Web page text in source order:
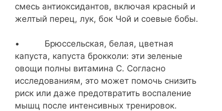
смесь антиоксидантов, включая красный и
желтый перец, лук, бок Чой и соевые бобы.
• Брюссельская, белая, цветная
капуста, капуста брокколи: эти зеленые
овощи полны витамина С. Согласно
исследованиям, это может помочь снизить
риск или даже предотвратить воспаление
мышц после интенсивных тренировок.